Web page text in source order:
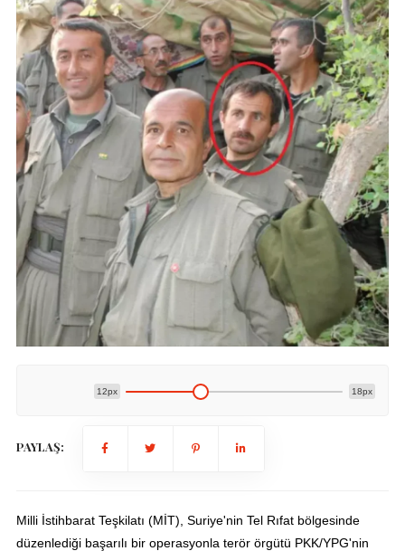
12px 18px
PAYLAŞ:
Milli İstihbarat Teşkilatı (MİT), Suriye'nin Tel Rıfat bölgesinde
düzenlediği başarılı bir operasyonla terör örgütü PKK/YPG'nin